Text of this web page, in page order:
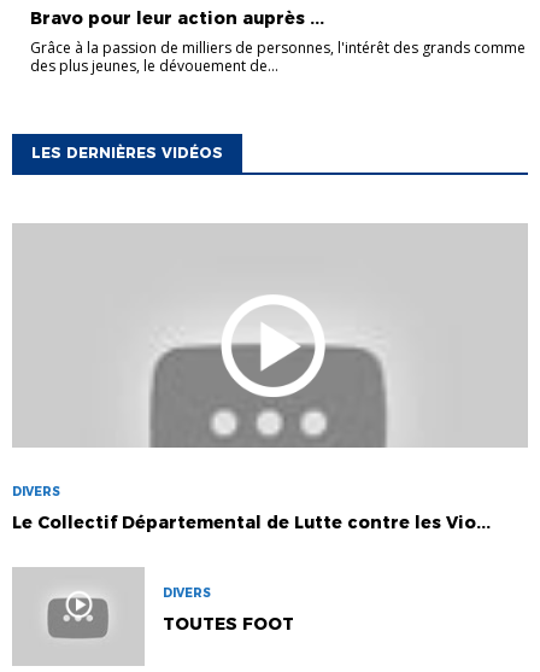
Bravo pour leur action auprès ...
Grâce à la passion de milliers de personnes, l'intérêt des grands comme
des plus jeunes, le dévouement de...
LES DERNIÈRES VIDÉOS
DIVERS
Le Collectif Départemental de Lutte contre les Vio...
DIVERS
TOUTES FOOT